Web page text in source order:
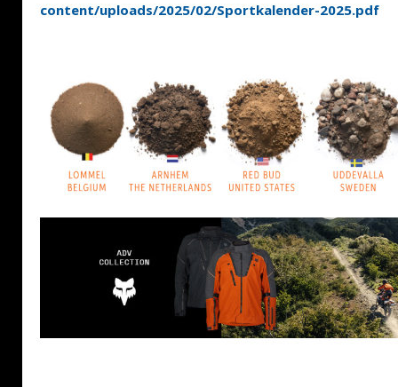
content/uploads/2025/02/Sportkalender-2025.pdf